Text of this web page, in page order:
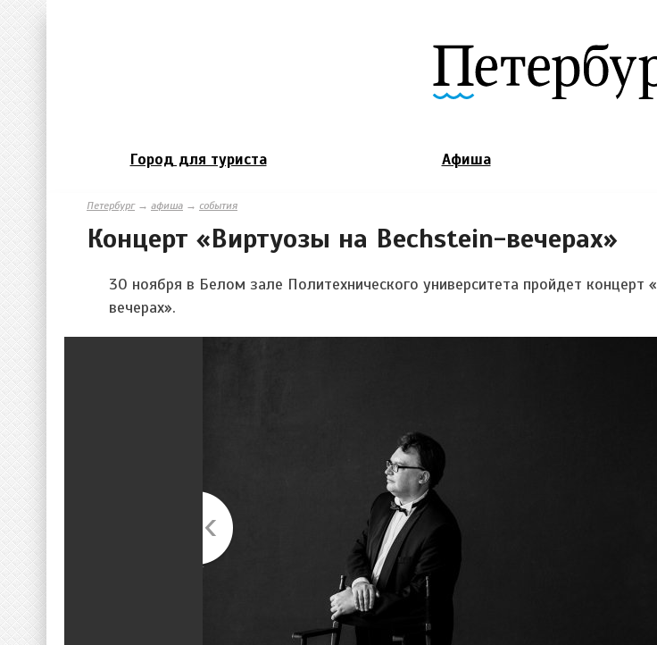
Город для туриста Афиша
Петербург→ афиша → события
Концерт «Виртуозы на Bechstein-вечерах»
30 ноября в Белом зале Политехнического университета пройдет концерт «
вечерах».